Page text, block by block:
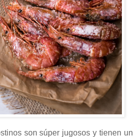
son súper jugosos y tienen un